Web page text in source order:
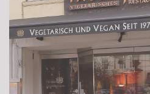
ταχύτατους
φαινόμενα
Γίνε
2019!